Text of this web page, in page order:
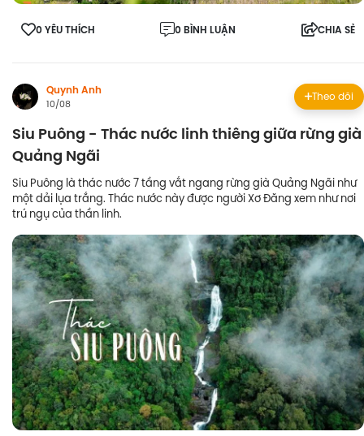
0 YÊU THÍCH 0 BÌNH LUẬN CHIA SẺ
Quynh Anh
10/08
Theo dõi
Siu Puông - Thác nước linh thiêng giữa rừng già
Quảng Ngãi
Siu Puông là thác nước 7 tầng vắt ngang rừng già Quảng Ngãi như
một dải lụa trắng. Thác nước này được người Xơ Đăng xem như nơi
trú ngụ của thần linh.